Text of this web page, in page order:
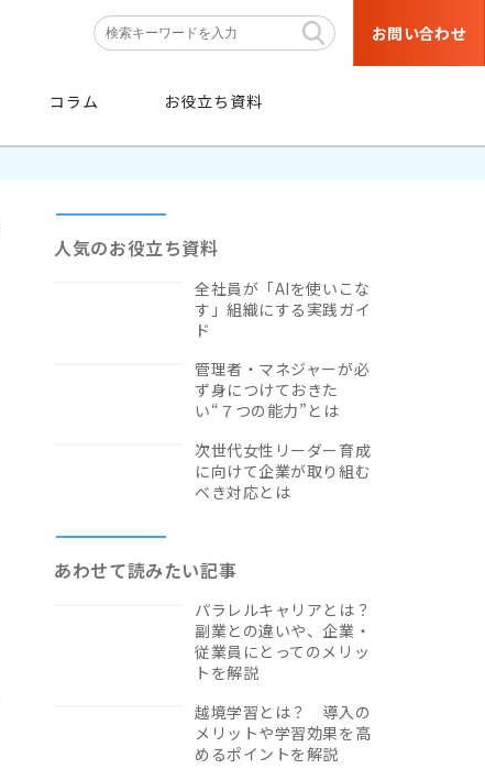
お問い合わせ
階層・職種などの育成対象者や
目的・研修テーマなどの条件から
条件から探す
コラム お役立ち資料
人気のお役立ち資料
全社員が「AIを使いこな
す」組織にする実践ガイ
ド
管理者・マネジャーが必
ず身につけておきた
い“７つの能力”とは
次世代女性リーダー育成
に向けて企業が取り組む
べき対応とは
あわせて読みたい記事
パラレルキャリアとは？
副業との違いや、企業・
従業員にとってのメリッ
トを解説
越境学習とは？ 導入の
メリットや学習効果を高
めるポイントを解説